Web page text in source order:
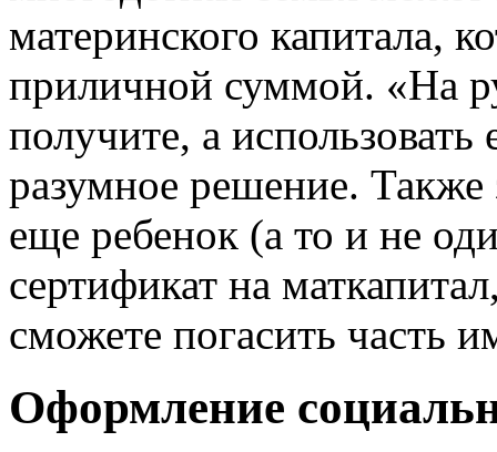
материнского капитала,
приличной суммой. «На
получите, а использовать
разумное решение. Также
еще ребенок (а то и не
сертификат на
сможете погасить часть
Оформление